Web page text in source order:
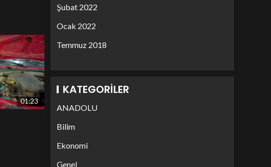
01:23
Şubat 2022
Ocak 2022
Temmuz 2018
KATEGORILER
ANADOLU
Bilim
Ekonomi
Genel